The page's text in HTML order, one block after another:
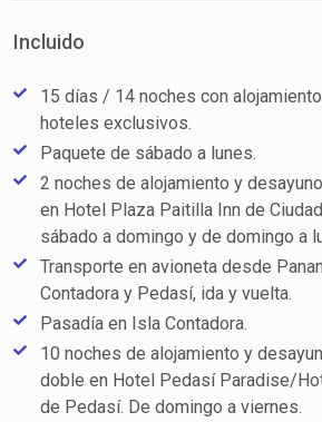
Incluido
15 días / 14 noches con
hoteles exclusivos.
Paquete de sábado a lunes.
2 noches de alojamiento y
en Hotel Plaza Paitilla Inn de
sábado a domingo y de domingo a
Transporte en avioneta desde
Contadora y Pedasí, ida y vuelta.
Pasadía en Isla Contadora.
10 noches de alojamiento y
doble en Hotel Pedasí Paradise/
de Pedasí. De domingo a viernes.